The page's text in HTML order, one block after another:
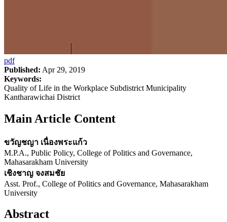
pdf
Published: Apr 29, 2019
Keywords:
Quality of Life in the Workplace Subdistrict Municipality
Kantharawichai District
Main Article Content
ขวัญชญา เนื่องพระแก้ว
M.P.A., Public Policy, College of Politics and Governance,
Mahasarakham University
เชิงชาญ จงสมชัย
Asst. Prof., College of Politics and Governance, Mahasarakham
University
Abstract